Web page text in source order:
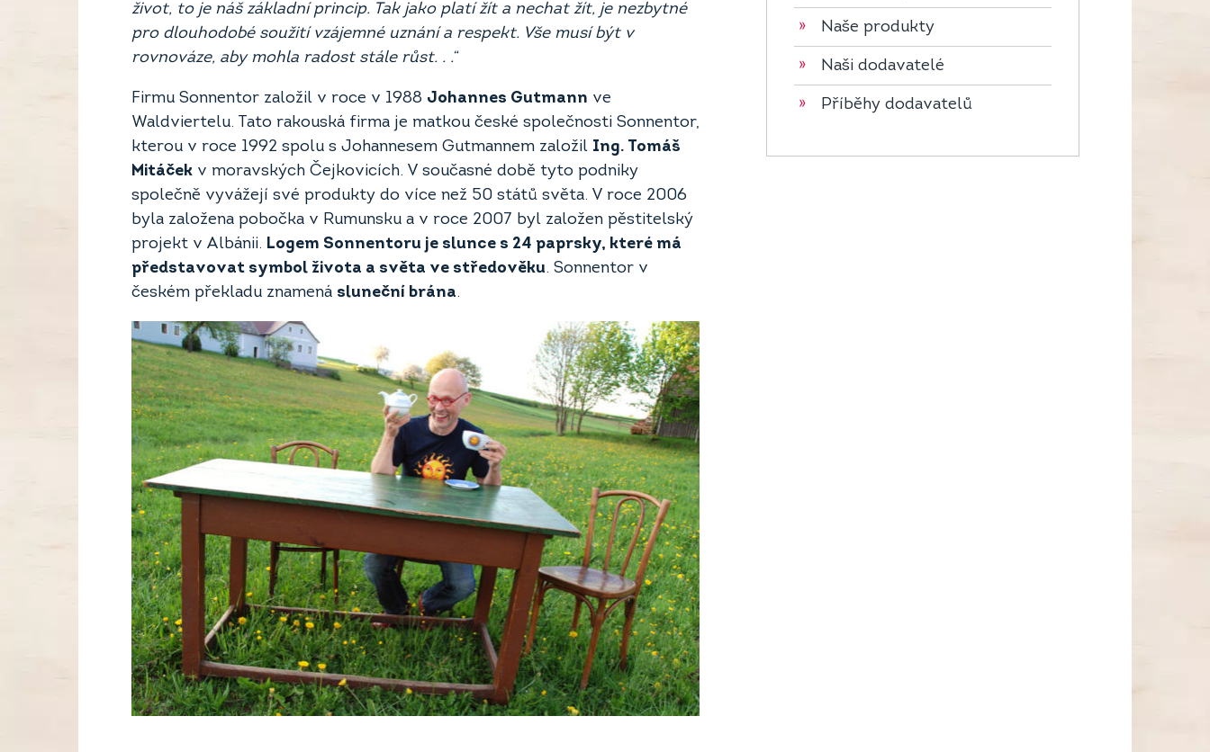
život, to je náš základní princip. Tak jako platí žít a nechat žít, je nezbytné
pro dlouhodobé soužití vzájemné uznání a respekt. Vše musí být v
rovnováze, aby mohla radost stále růst. . .“
Firmu Sonnentor založil v roce v 1988 Johannes Gutmann ve
Waldviertelu. Tato rakouská firma je matkou české společnosti Sonnentor,
kterou v roce 1992 spolu s Johannesem Gutmannem založil Ing. Tomáš
Mitáčekv moravských Čejkovicích. V současné době tyto podniky
společně vyvážejí své produkty do více než 50 států světa. V roce 2006
byla založena pobočka v Rumunsku a v roce 2007 byl založen pěstitelský
projekt v Albánii. Logem Sonnentoru je slunce s 24 paprsky, které má
představovat symbol života a světa ve středověku. Sonnentor v
českém překladu znamená sluneční brána.
» Naše produkty
» Naši dodavatelé
» Příběhy dodavatelů